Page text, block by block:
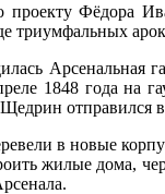
проекту Фёдора
1848 года на
отправился
в новые
жилые дома,